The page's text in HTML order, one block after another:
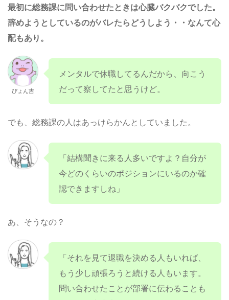
最初に総務課に問い合わせたときは心臓バクバクでした。
辞めようとしているのがバレたらどうしよう・・なんて心
配もあり。
ぴょん吉
メンタルで休職してるんだから、向こう
だって察してたと思うけど。
でも、総務課の人はあっけらかんとしていました。
「結構聞きに来る人多いですよ？自分が
今どのくらいのポジションにいるのか確
認できますしね」
あ、そうなの？
「それを見て退職を決める人もいれば、
もう少し頑張ろうと続ける人もいます。
問い合わせたことが部署に伝わることも